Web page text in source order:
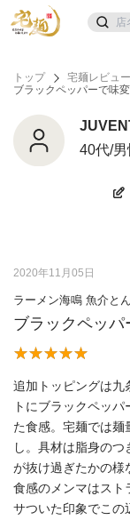
トップ 宅麺レビュー
ブラックペッパーで味
40代/男
2020年11月05日
ラーメン海鳴 魚介と
ブラックペッパ
追加トッピングは九
トにブラックペッ
た食感。宅麺では
し。具材は脂身の
が抜け過ぎたかの様
食感のメンマはスト
サついた印象でこの